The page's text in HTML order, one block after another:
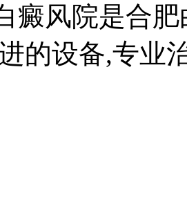
癜风院是合
的设备,专业